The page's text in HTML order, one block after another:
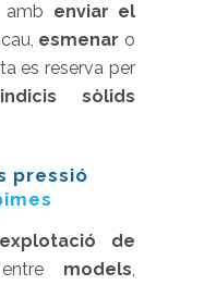
amb enviar el
esmenar o
es reserva per
indicis sòlids
pressió
explotació de
models,